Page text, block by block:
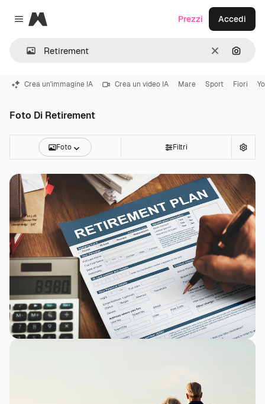
Close menu
Magnific
CancellaCerca
Prezzi Accedi
Crea un'immagine IA Crea un video IA Mare Sport Fiori
Foto Di Retirement
Foto Filtri